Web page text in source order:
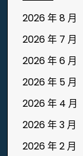
2026 年 8 月
2026 年 7 月
2026 年 6 月
2026 年 5 月
2026 年 4 月
2026 年 3 月
2026 年 2 月